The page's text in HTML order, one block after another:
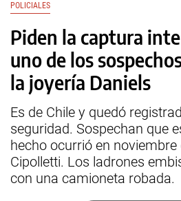
POLICIALES
Piden la captura
uno de los
la joyería Daniels
Es de Chile y quedó
seguridad. Sospechan que
hecho ocurrió en
Cipolletti. Los ladrones
con una camioneta robada.